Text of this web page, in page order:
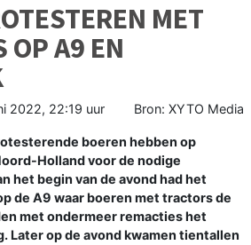
MET
OP A9 EN
2022, 22:19 uur Bron: XYTO Media
boeren hebben op
Holland voor de nodige
het begin van de avond had het
de A9 waar boeren met tractors de
met ondermeer remacties het
Later op de avond kwamen tientallen